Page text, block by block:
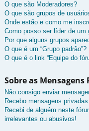
O que são Moderadores?
O que são grupos de
Onde estão e como me
Como posso ser líder de um
Por que alguns grupos
O que é um “Grupo padrão”?
O que é o link “Equipe do
Sobre as Mensagens
Não consigo enviar
Recebo mensagens
Recebi de alguém neste
irrelevantes ou abusivos!